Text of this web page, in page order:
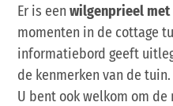
Er is eenwilgenprieel met
momenten in de cottage
informatiebord geeft
de kenmerken van de tuin.
U bent ook welkom om